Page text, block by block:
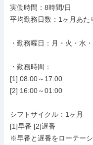
実働時間：8時間/日
平均勤務日数：1ヶ月あた
・勤務曜日：月・火・水
・勤務時間：
[1] 08:00～17:00
[2] 16:00～01:00
シフトサイクル：1ヶ月
[1]早番 [2]遅番
※早番と遅番をローテー